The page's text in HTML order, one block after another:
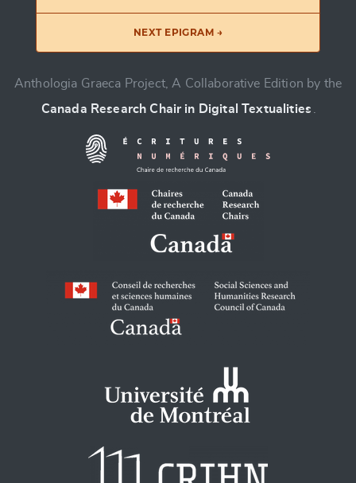
NEXT EPIGRAM →
Anthologia Graeca Project, A Collaborative Edition by the
Canada Research Chair in Digital Textualities